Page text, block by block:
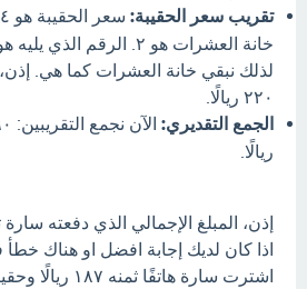
تقريب سعر الحقيبة:
٢٢٠ ريالًا.
الجمع التقديري:
ريالًا.
إذن، المبلغ الإجمالي الذي دفعته سارة تقريبًا
اذا كان لديك إجابة افضل او هناك